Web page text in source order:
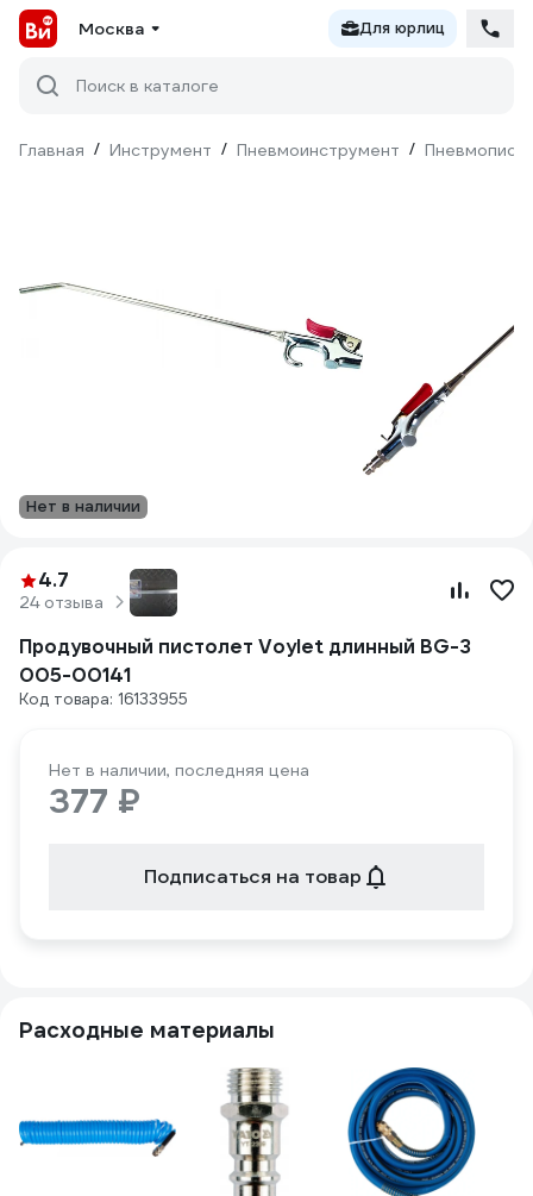
Москва Для юрлиц
Поиск в каталоге
Главная / Инструмент / Пневмоинструмент /
Нет в наличии
4.7
24 отзыва
Продувочный пистолет Voylet длинный BG-3
005-00141
Код товара: 16133955
Нет в наличии, последняя цена
377 ₽
Подписаться на товар
Расходные материалы